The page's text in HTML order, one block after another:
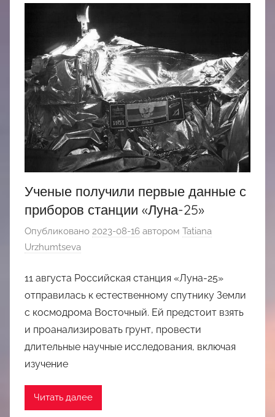
Ученые получили первые данные с
приборов станции «Луна-25»
Опубликовано 2023-08-16 автором Tatiana
Urzhumtseva
11 августа Российская станция «Луна-25»
отправилась к естественному спутнику Земли
с космодрома Восточный. Ей предстоит взять
и проанализировать грунт, провести
длительные научные исследования, включая
изучение
Читать далее